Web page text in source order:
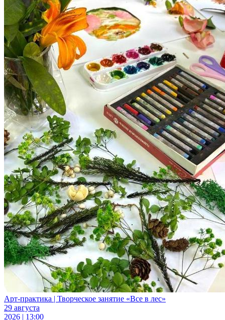
Арт-практика | Творческое занятие «Все в лес»
29 августа
2026 | 13:00